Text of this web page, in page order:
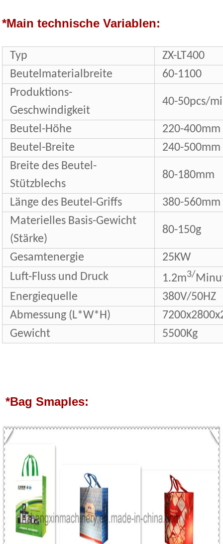
*Main technische Variablen:
Typ
ZX-LT400
Beutelmaterialbreite
60-1100
Produktions-
Geschwindigkeit
40-50pcs/
Beutel-Höhe
220-400mm
Beutel-Breite
240-500mm
Breite des Beutel-
Stützblechs
80-180mm
Länge des Beutel-Griffs
380-560mm
Materielles Basis-Gewicht
(Stärke)
80-150g
Gesamtenergie
25KW
Luft-Fluss und Druck
1.2m3/
Energiequelle
380V/50HZ
Abmessung (L*W*H)
Gewicht
5500Kg
*Bag Smaples: